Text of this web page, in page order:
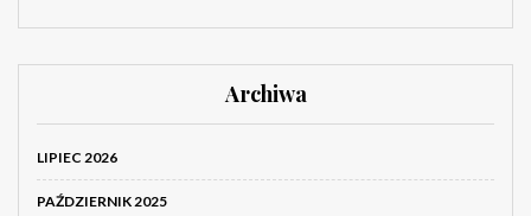
Archiwa
LIPIEC 2026
PAŹDZIERNIK 2025